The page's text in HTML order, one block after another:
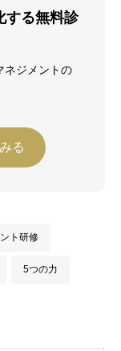
School
Development
、独立し、中小
企業経営の現
する無料診
ネジメントの
る
ト研修
5つの力